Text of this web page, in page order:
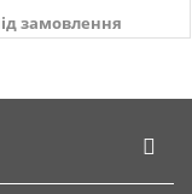
замовлення